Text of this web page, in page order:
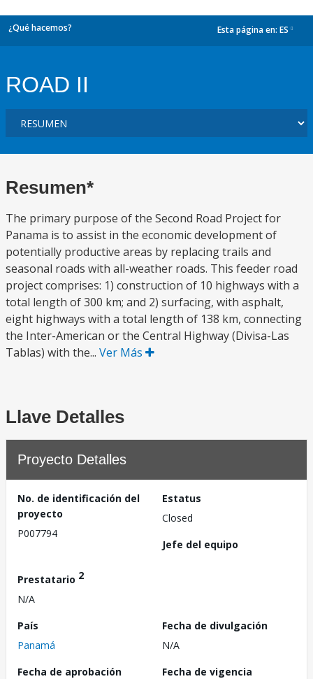
¿Qué hacemos? Esta página en: ES
ROAD II
Resumen*
The primary purpose of the Second Road Project for
Panama is to assist in the economic development of
potentially productive areas by replacing trails and
seasonal roads with all-weather roads. This feeder road
project comprises: 1) construction of 10 highways with a
total length of 300 km; and 2) surfacing, with asphalt,
eight highways with a total length of 138 km, connecting
the Inter-American or the Central Highway (Divisa-Las
Tablas) with the... Ver Más
Llave Detalles
Proyecto Detalles
No. de identificación del
proyecto
P007794
Estatus
Closed
Jefe del equipo
Prestatario 2
N/A
País
Panamá
Fecha de divulgación
N/A
Fecha de aprobación
Fecha de vigencia